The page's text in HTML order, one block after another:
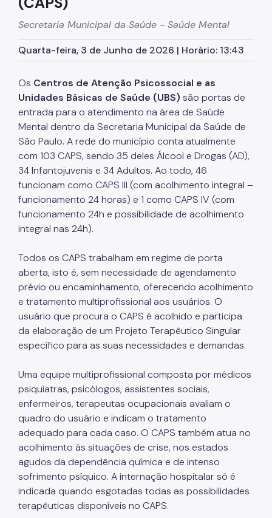
Assessoria de Comunicação - Ascom
Assessoria de Planejamento – Asplan
Assessoria Parlamentar
Atenção Especializada
Atenção Hospitalar
Atenção Integral às Pessoas em Situação de
Acumulação
Biblioteca de Saúde
Cadastro Nacional de Estabelecimento de Saúde
(CNES)
Comitê de Ética em Pesquisa com Seres Humanos
Coordenadoria de Controle Interno
Coordenadoria de Informação em Saúde
Infecções Sexualmente Transmissíveis - IST/AIDS
Epidemiologia e Informação - CEInfo
Gestão de Pessoas
Gestão Participativa
Hospital do Servidor Público Municipal
Judicialização da Saúde
Licitações e Compras Públicas
Atas de Registro de Preços
Secretaria Municipal da Saúde - Saúde Mental
Quarta-feira, 3 de Junho de 2026 | Horário: 13:43
Os Centros de Atenção Psicossocial e as
Unidades Básicas de Saúde (UBS) são portas de
entrada para o atendimento na área de Saúde
Mental dentro da Secretaria Municipal da Saúde de
São Paulo. A rede do município conta atualmente
com 103 CAPS, sendo 35 deles Álcool e Drogas (AD),
34 Infantojuvenis e 34 Adultos. Ao todo, 46
funcionam como CAPS III (com acolhimento integral –
funcionamento 24 horas) e 1 como CAPS IV (com
funcionamento 24h e possibilidade de acolhimento
integral nas 24h).
Todos os CAPS trabalham em regime de porta
aberta, isto é, sem necessidade de agendamento
prévio ou encaminhamento, oferecendo acolhimento
e tratamento multiprofissional aos usuários. O
usuário que procura o CAPS é acolhido e participa
da elaboração de um Projeto Terapêutico Singular
específico para as suas necessidades e demandas.
Uma equipe multiprofissional composta por médicos
psiquiatras, psicólogos, assistentes sociais,
enfermeiros, terapeutas ocupacionais avaliam o
quadro do usuário e indicam o tratamento
adequado para cada caso. O CAPS também atua no
acolhimento às situações de crise, nos estados
agudos da dependência química e de intenso
sofrimento psíquico. A internação hospitalar só é
indicada quando esgotadas todas as possibilidades
terapêuticas disponíveis no CAPS.